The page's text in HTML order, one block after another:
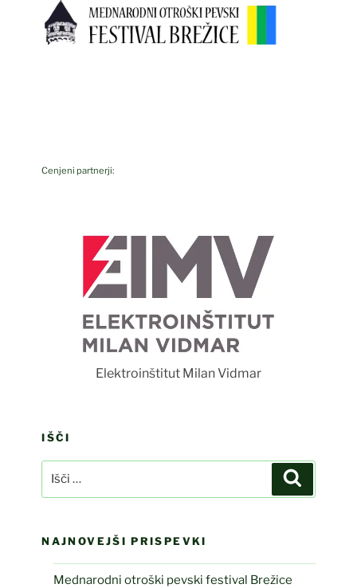
Cenjeni partnerji:
Elektroinštitut Milan Vidmar
IŠČI
NAJNOVEJŠI PRISPEVKI
Mednarodni otroški pevski festival Brežice